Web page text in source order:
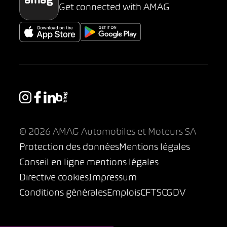
Get connected with AMAG
© 2026 AMAG Automobiles et Moteurs SA
Protection des donnéesMentions légales
Conseil en ligne mentions légales
Directive cookiesImpressum
Conditions généralesEmploisCFTSCGDV